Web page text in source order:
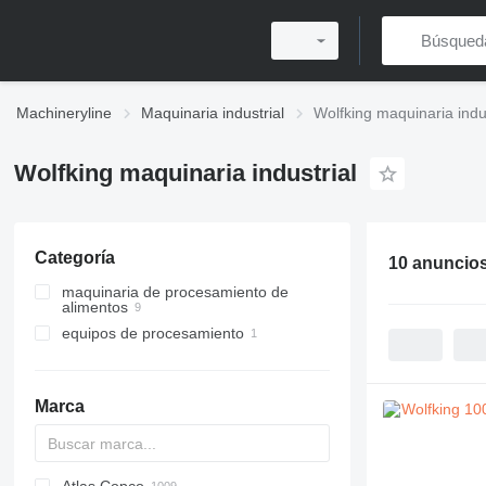
Machineryline Maquinaria industrial Wolfking maquinaria
Wolfking maquinaria industrial
Categoría
maquinaria de procesamiento de
alimentos
equipos de procesamiento de
cortadoras de carne congelada
equipos de procesamiento
Marca
10